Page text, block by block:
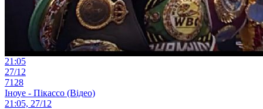
21:05
27/12
7128
Іноуе - Пікассо (Відео)
21:05, 27/12